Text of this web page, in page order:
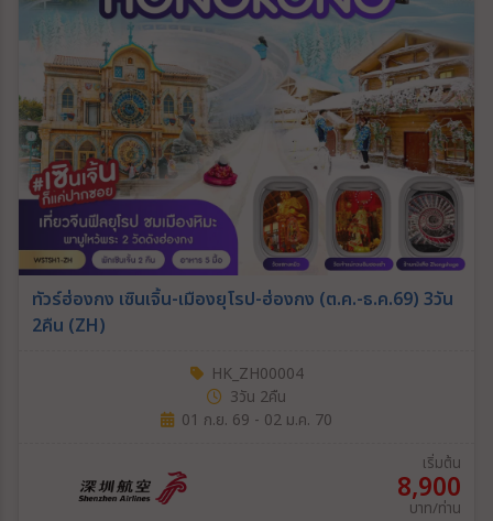
ทัวร์ฮ่องกง เซินเจิ้น-เมืองยุโรป-ฮ่องกง (ต.ค.-ธ.ค.69) 3วัน
2คืน (ZH)
HK_ZH00004
3วัน 2คืน
01 ก.ย. 69 - 02 ม.ค. 70
เริ่มต้น
8,900
บาท/ท่าน